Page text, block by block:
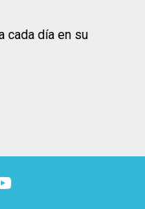
cada día en su